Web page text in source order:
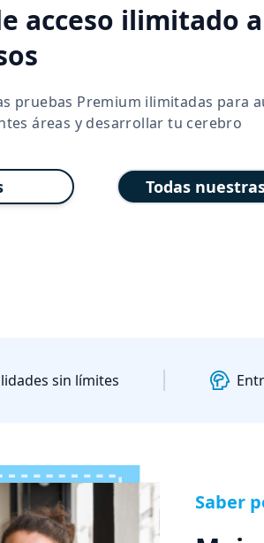
acceso ilimitado a
pruebas Premium ilimitadas para
áreas y desarrollar tu cerebro
Todas
sin límites
Saber